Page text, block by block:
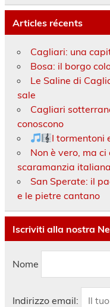
Articles récents
Cagliari: una
Bosa: il borgo
Le Saline di
sale
Cagliari
conoscono
I tormentoni
Non è vero, ma
scaramanzia italiana
San Sperate: il
e le pietre cantano
Iscriviti alla nostra
Nome
Indirizzo email: